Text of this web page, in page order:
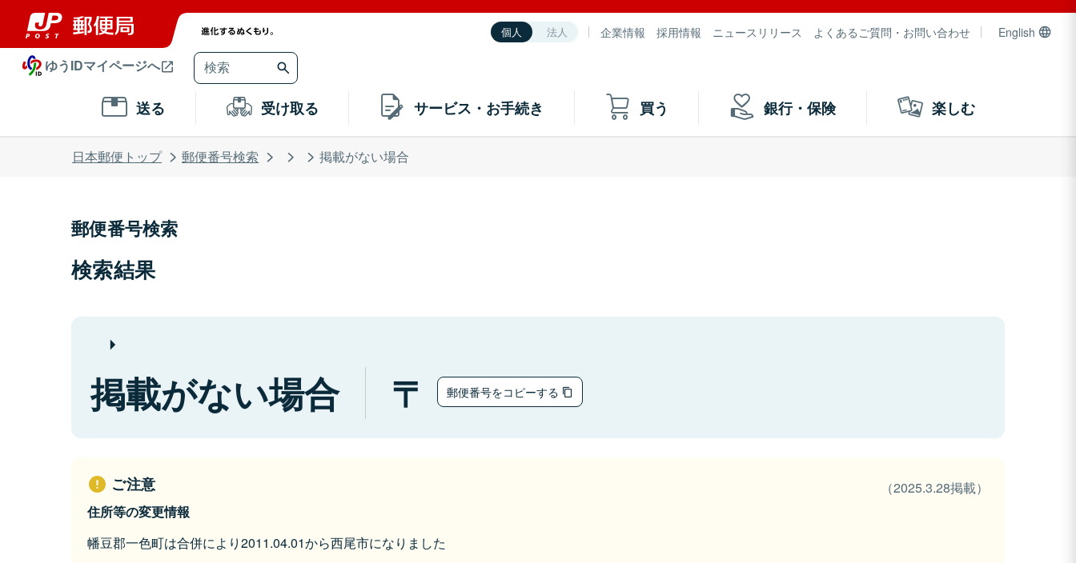
個人 法人 企業情報 採用情報 ニュースリリース よくあるご質問・お問い合わせ English
ゆうIDマイページへ
送る 受け取る サービス・お手続き 買う 銀行・保険 楽しむ
日本郵便トップ 郵便番号検索 掲載がない場合
郵便番号検索
検索結果
掲載がない場合 郵便番号をコピーする
ご注意
（2025.3.28掲載）
住所等の変更情報
幡豆郡一色町は合併により2011.04.01から西尾市になりました